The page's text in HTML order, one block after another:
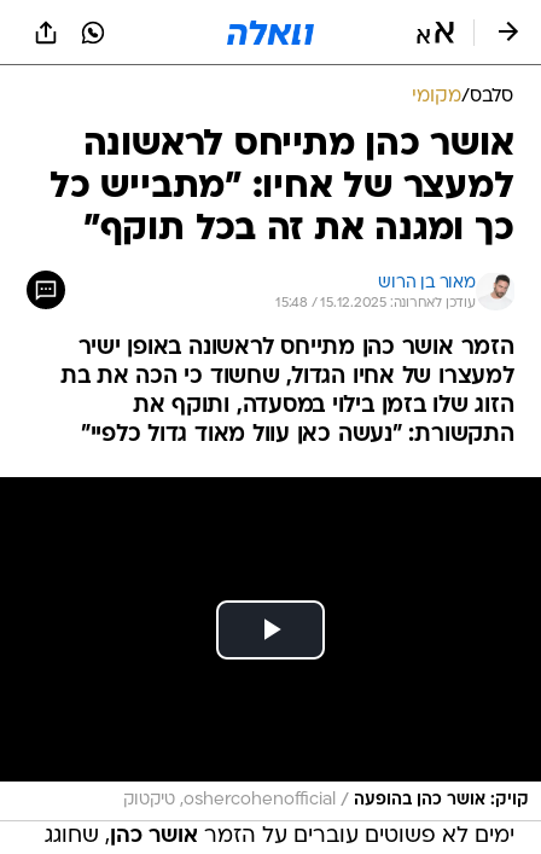
סלבס/מקומי
אושר כהן מתייחס לראשונה
למעצר של אחיו: "מתבייש כל
כך ומגנה את זה בכל תוקף"
מאור בן הרוש
עודכן לאחרונה: 15.12.2025 / 15:48
הזמר אושר כהן מתייחס לראשונה באופן ישיר
למעצרו של אחיו הגדול, שחשוד כי הכה את בת
הזוג שלו בזמן בילוי במסעדה, ותוקף את
התקשורת: "נעשה כאן עוול מאוד גדול כלפיי"
קויק: אושר כהן בהופעה / oshercohenofficial, טיקטוק
ימים לא פשוטים עוברים על הזמר אושר כהן, שחוגג